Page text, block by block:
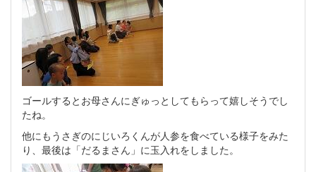
ゴールするとお母さんにぎゅっとしてもらって嬉しそうでし
たね。
他にもうさぎのにじいろくんが人参を食べている様子をみた
り、最後は「だるまさん」に玉入れをしました。